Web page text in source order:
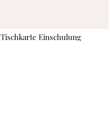
Tischkarte Einschulung